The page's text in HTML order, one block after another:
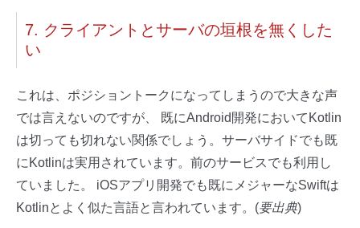
7. クライアントとサーバの垣根を無くした
い
これは、ポジショントークになってしまうので大きな声
では言えないのですが、 既にAndroid開発においてKotlin
は切っても切れない関係でしょう。サーバサイドでも既
にKotlinは実用されています。前のサービスでも利用し
ていました。 iOSアプリ開発でも既にメジャーなSwiftは
Kotlinとよく似た言語と言われています。(要出典)